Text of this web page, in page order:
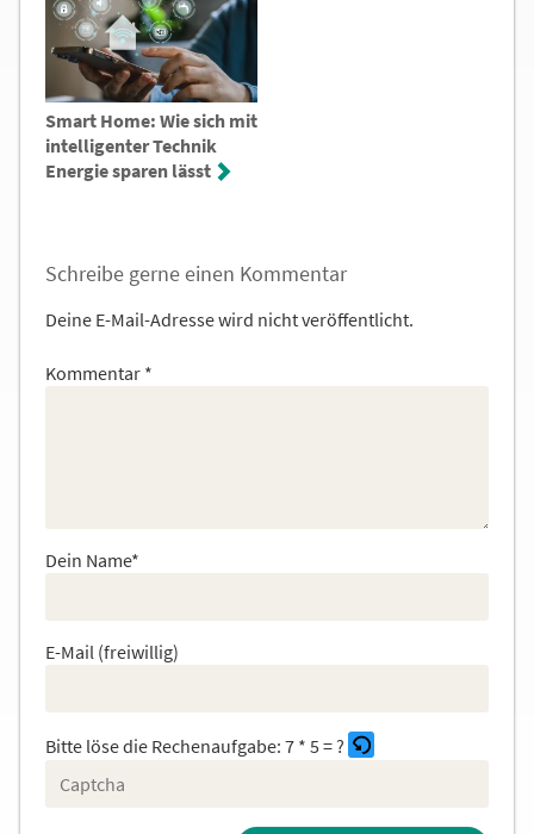
Smart Home: Wie sich mit
intelligenter Technik
Energie sparen lässt
Schreibe gerne einen Kommentar
Deine E-Mail-Adresse wird nicht veröffentlicht.
Kommentar *
Dein Name*
E-Mail (freiwillig)
Bitte löse die Rechenaufgabe: 7 * 5 = ?